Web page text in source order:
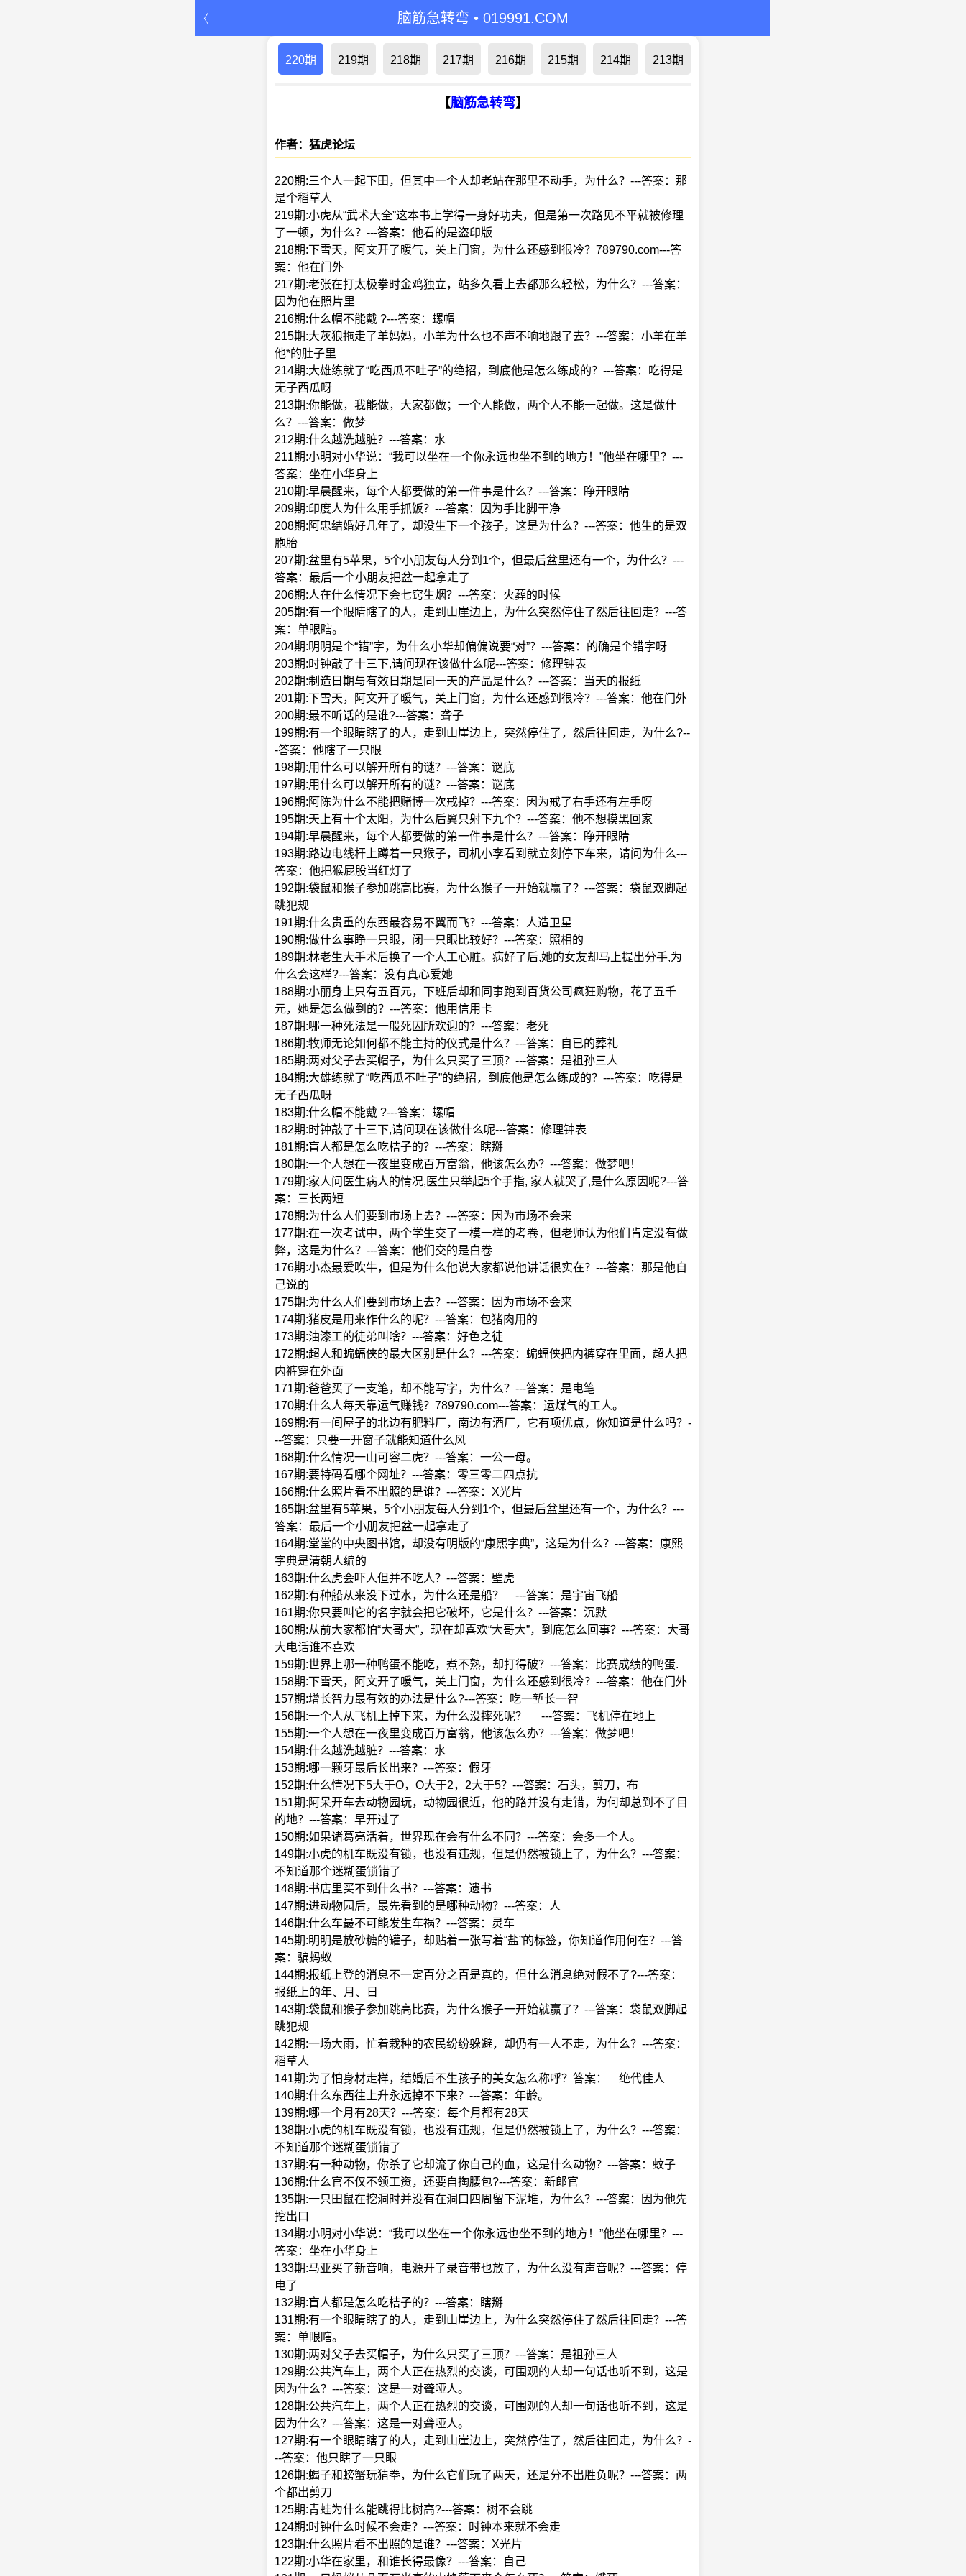
脑筋急转弯 • 019991.COM
220期 219期 218期 217期 216期 215期 214期 213期
【脑筋急转弯】
作者：猛虎论坛
220期:三个人一起下田，但其中一个人却老站在那里不动手，为什么？---答案：那
是个稻草人
219期:小虎从“武术大全”这本书上学得一身好功夫，但是第一次路见不平就被修理
了一顿，为什么？---答案：他看的是盗印版
218期:下雪天，阿文开了暖气，关上门窗，为什么还感到很冷？789790.com---答
案：他在门外
217期:老张在打太极拳时金鸡独立，站多久看上去都那么轻松，为什么？---答案：
因为他在照片里
216期:什么帽不能戴 ?---答案：螺帽
215期:大灰狼拖走了羊妈妈，小羊为什么也不声不响地跟了去？---答案：小羊在羊
他*的肚子里
214期:大雄练就了“吃西瓜不吐子”的绝招，到底他是怎么练成的？---答案：吃得是
无子西瓜呀
213期:你能做，我能做，大家都做；一个人能做，两个人不能一起做。这是做什
么？---答案：做梦
212期:什么越洗越脏？---答案：水
211期:小明对小华说：“我可以坐在一个你永远也坐不到的地方！”他坐在哪里？---
答案：坐在小华身上
210期:早晨醒来，每个人都要做的第一件事是什么？---答案：睁开眼睛
209期:印度人为什么用手抓饭？---答案：因为手比脚干净
208期:阿忠结婚好几年了，却没生下一个孩子，这是为什么？---答案：他生的是双
胞胎
207期:盆里有5苹果，5个小朋友每人分到1个，但最后盆里还有一个，为什么？---
答案：最后一个小朋友把盆一起拿走了
206期:人在什么情况下会七窍生烟？---答案：火葬的时候
205期:有一个眼睛瞎了的人，走到山崖边上，为什么突然停住了然后往回走？---答
案：单眼瞎。
204期:明明是个“错”字，为什么小华却偏偏说要“对”？---答案：的确是个错字呀
203期:时钟敲了十三下,请问现在该做什么呢---答案：修理钟表
202期:制造日期与有效日期是同一天的产品是什么？---答案：当天的报纸
201期:下雪天，阿文开了暖气，关上门窗，为什么还感到很冷？---答案：他在门外
200期:最不听话的是谁?---答案：聋子
199期:有一个眼睛瞎了的人，走到山崖边上，突然停住了，然后往回走，为什么?--
-答案：他瞎了一只眼
198期:用什么可以解开所有的谜？---答案：谜底
197期:用什么可以解开所有的谜？---答案：谜底
196期:阿陈为什么不能把赌博一次戒掉？---答案：因为戒了右手还有左手呀
195期:天上有十个太阳，为什么后翼只射下九个？---答案：他不想摸黑回家
194期:早晨醒来，每个人都要做的第一件事是什么？---答案：睁开眼睛
193期:路边电线杆上蹲着一只猴子，司机小李看到就立刻停下车来，请问为什么---
答案：他把猴屁股当红灯了
192期:袋鼠和猴子参加跳高比赛，为什么猴子一开始就赢了？---答案：袋鼠双脚起
跳犯规
191期:什么贵重的东西最容易不翼而飞？---答案：人造卫星
190期:做什么事睁一只眼，闭一只眼比较好？---答案：照相的
189期:林老生大手术后换了一个人工心脏。病好了后,她的女友却马上提出分手,为
什么会这样?---答案：没有真心爱她
188期:小丽身上只有五百元，下班后却和同事跑到百货公司疯狂购物，花了五千
元，她是怎么做到的？---答案：他用信用卡
187期:哪一种死法是一般死囚所欢迎的？---答案：老死
186期:牧师无论如何都不能主持的仪式是什么？---答案：自已的葬礼
185期:两对父子去买帽子，为什么只买了三顶？---答案：是祖孙三人
184期:大雄练就了“吃西瓜不吐子”的绝招，到底他是怎么练成的？---答案：吃得是
无子西瓜呀
183期:什么帽不能戴 ?---答案：螺帽
182期:时钟敲了十三下,请问现在该做什么呢---答案：修理钟表
181期:盲人都是怎么吃桔子的？---答案：瞎掰
180期:一个人想在一夜里变成百万富翁，他该怎么办？---答案：做梦吧！
179期:家人问医生病人的情况,医生只举起5个手指, 家人就哭了,是什么原因呢?---答
案：三长两短
178期:为什么人们要到市场上去？---答案：因为市场不会来
177期:在一次考试中，两个学生交了一模一样的考卷，但老师认为他们肯定没有做
弊，这是为什么？---答案：他们交的是白卷
176期:小杰最爱吹牛，但是为什么他说大家都说他讲话很实在？---答案：那是他自
己说的
175期:为什么人们要到市场上去？---答案：因为市场不会来
174期:猪皮是用来作什么的呢？---答案：包猪肉用的
173期:油漆工的徒弟叫啥？---答案：好色之徒
172期:超人和蝙蝠侠的最大区别是什么？---答案：蝙蝠侠把内裤穿在里面，超人把
内裤穿在外面
171期:爸爸买了一支笔，却不能写字，为什么？---答案：是电笔
170期:什么人每天靠运气赚钱？789790.com---答案：运煤气的工人。
169期:有一间屋子的北边有肥料厂，南边有酒厂，它有项优点，你知道是什么吗？-
--答案：只要一开窗子就能知道什么风
168期:什么情况一山可容二虎？---答案：一公一母。
167期:要特码看哪个网址？---答案：零三零二四点抗
166期:什么照片看不出照的是谁？---答案：X光片
165期:盆里有5苹果，5个小朋友每人分到1个，但最后盆里还有一个，为什么？---
答案：最后一个小朋友把盆一起拿走了
164期:堂堂的中央图书馆，却没有明版的“康熙字典”，这是为什么？---答案：康熙
字典是清朝人编的
163期:什么虎会吓人但并不吃人？---答案：壁虎
162期:有种船从来没下过水，为什么还是船？ ---答案：是宇宙飞船
161期:你只要叫它的名字就会把它破坏，它是什么？---答案：沉默
160期:从前大家都怕“大哥大”，现在却喜欢“大哥大”，到底怎么回事？---答案：大哥
大电话谁不喜欢
159期:世界上哪一种鸭蛋不能吃，煮不熟，却打得破？---答案：比赛成绩的鸭蛋.
158期:下雪天，阿文开了暖气，关上门窗，为什么还感到很冷？---答案：他在门外
157期:增长智力最有效的办法是什么?---答案：吃一堑长一智
156期:一个人从飞机上掉下来，为什么没摔死呢？ ---答案：飞机停在地上
155期:一个人想在一夜里变成百万富翁，他该怎么办？---答案：做梦吧！
154期:什么越洗越脏？---答案：水
153期:哪一颗牙最后长出来？---答案：假牙
152期:什么情况下5大于O，O大于2，2大于5？---答案：石头，剪刀，布
151期:阿呆开车去动物园玩，动物园很近，他的路并没有走错，为何却总到不了目
的地？---答案：早开过了
150期:如果诸葛亮活着，世界现在会有什么不同？---答案：会多一个人。
149期:小虎的机车既没有锁，也没有违规，但是仍然被锁上了，为什么？---答案：
不知道那个迷糊蛋锁错了
148期:书店里买不到什么书？---答案：遗书
147期:进动物园后，最先看到的是哪种动物？---答案：人
146期:什么车最不可能发生车祸？---答案：灵车
145期:明明是放砂糖的罐子，却贴着一张写着“盐”的标签，你知道作用何在？---答
案：骗蚂蚁
144期:报纸上登的消息不一定百分之百是真的，但什么消息绝对假不了?---答案：
报纸上的年、月、日
143期:袋鼠和猴子参加跳高比赛，为什么猴子一开始就赢了？---答案：袋鼠双脚起
跳犯规
142期:一场大雨，忙着栽种的农民纷纷躲避，却仍有一人不走，为什么？---答案：
稻草人
141期:为了怕身材走样，结婚后不生孩子的美女怎么称呼？答案： 绝代佳人
140期:什么东西往上升永远掉不下来？---答案：年龄。
139期:哪一个月有28天？---答案：每个月都有28天
138期:小虎的机车既没有锁，也没有违规，但是仍然被锁上了，为什么？---答案：
不知道那个迷糊蛋锁错了
137期:有一种动物，你杀了它却流了你自己的血，这是什么动物？---答案：蚊子
136期:什么官不仅不领工资，还要自掏腰包?---答案：新郎官
135期:一只田鼠在挖洞时并没有在洞口四周留下泥堆，为什么？---答案：因为他先
挖出口
134期:小明对小华说：“我可以坐在一个你永远也坐不到的地方！”他坐在哪里？---
答案：坐在小华身上
133期:马亚买了新音响，电源开了录音带也放了，为什么没有声音呢？---答案：停
电了
132期:盲人都是怎么吃桔子的？---答案：瞎掰
131期:有一个眼睛瞎了的人，走到山崖边上，为什么突然停住了然后往回走？---答
案：单眼瞎。
130期:两对父子去买帽子，为什么只买了三顶？---答案：是祖孙三人
129期:公共汽车上，两个人正在热烈的交谈，可围观的人却一句话也听不到，这是
因为什么？---答案：这是一对聋哑人。
128期:公共汽车上，两个人正在热烈的交谈，可围观的人却一句话也听不到，这是
因为什么？---答案：这是一对聋哑人。
127期:有一个眼睛瞎了的人，走到山崖边上，突然停住了，然后往回走，为什么？-
--答案：他只瞎了一只眼
126期:蝎子和螃蟹玩猜拳，为什么它们玩了两天，还是分不出胜负呢？---答案：两
个都出剪刀
125期:青蛙为什么能跳得比树高?---答案：树不会跳
124期:时钟什么时候不会走？---答案：时钟本来就不会走
123期:什么照片看不出照的是谁？---答案：X光片
122期:小华在家里，和谁长得最像？---答案：自己